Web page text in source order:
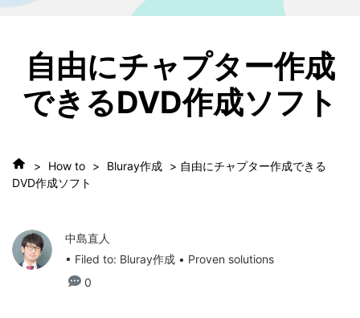
自由にチャプター作成
できるDVD作成ソフト
> How to > Bluray作成 > 自由にチャプター作成できる
DVD作成ソフト
中島直人
• Filed to: Bluray作成 • Proven solutions
0